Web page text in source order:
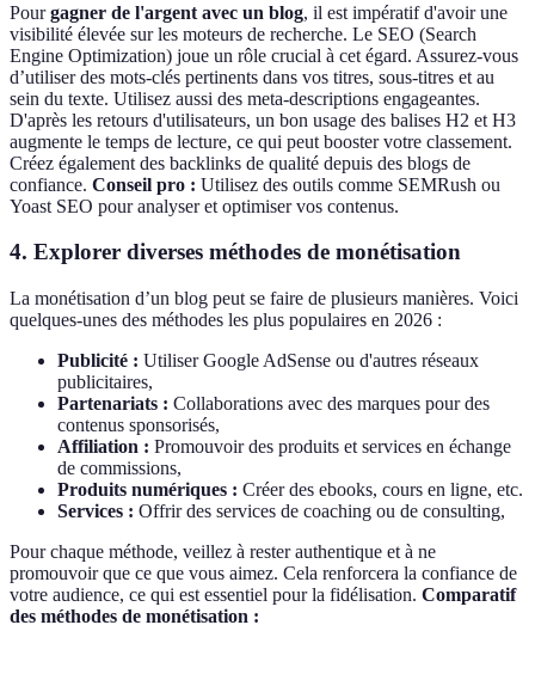
Pourgagner de l'argent avec un blog, il est impératif d'avoir une
visibilité élevée sur les moteurs de recherche. Le SEO (Search
Engine Optimization) joue un rôle crucial à cet égard. Assurez-vous
d’utiliser des mots-clés pertinents dans vos titres, sous-titres et au
sein du texte. Utilisez aussi des meta-descriptions engageantes.
D'après les retours d'utilisateurs, un bon usage des balises H2 et H3
augmente le temps de lecture, ce qui peut booster votre classement.
Créez également des backlinks de qualité depuis des blogs de
confiance. Conseil pro : Utilisez des outils comme SEMRush ou
Yoast SEO pour analyser et optimiser vos contenus.
4. Explorer diverses méthodes de monétisation
La monétisation d’un blog peut se faire de plusieurs manières. Voici
quelques-unes des méthodes les plus populaires en 2026 :
Publicité : Utiliser Google AdSense ou d'autres réseaux
publicitaires,
Partenariats : Collaborations avec des marques pour des
contenus sponsorisés,
Affiliation : Promouvoir des produits et services en échange
de commissions,
Produits numériques : Créer des ebooks, cours en ligne, etc.
Services : Offrir des services de coaching ou de consulting,
Pour chaque méthode, veillez à rester authentique et à ne
promouvoir que ce que vous aimez. Cela renforcera la confiance de
votre audience, ce qui est essentiel pour la fidélisation. Comparatif
des méthodes de monétisation :